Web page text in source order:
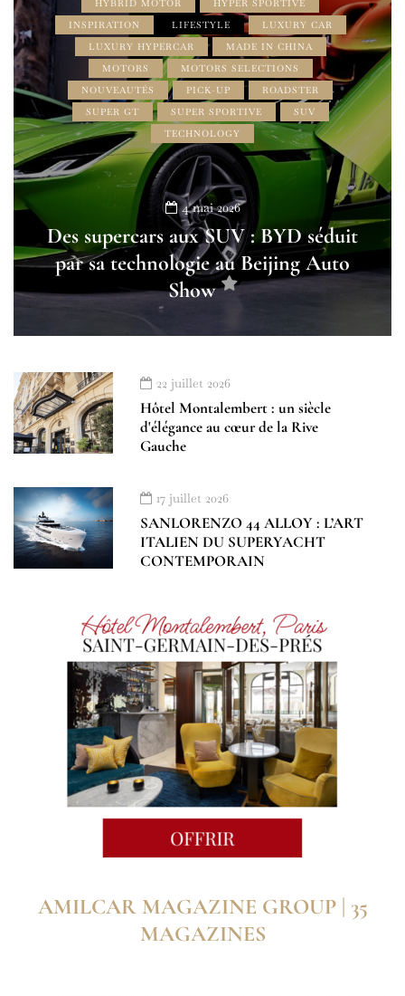
HYBRID MOTOR
HYPER SPORTIVE
INSPIRATION
LIFESTYLE
LUXURY CAR
LUXURY HYPERCAR
MADE IN CHINA
MOTORS
MOTORS SELECTIONS
NOUVEAUTÉS
PICK-UP
ROADSTER
SUPER GT
SUPER SPORTIVE
SUV
TECHNOLOGY
4 mai 2026
Des supercars aux SUV : BYD séduit
par sa technologie au Beijing Auto
Show
22 juillet 2026
Hôtel Montalembert : un siècle
d'élégance au cœur de la Rive
Gauche
17 juillet 2026
SANLORENZO 44 ALLOY : L’ART
ITALIEN DU SUPERYACHT
CONTEMPORAIN
AMILCAR MAGAZINE GROUP | 35
MAGAZINES